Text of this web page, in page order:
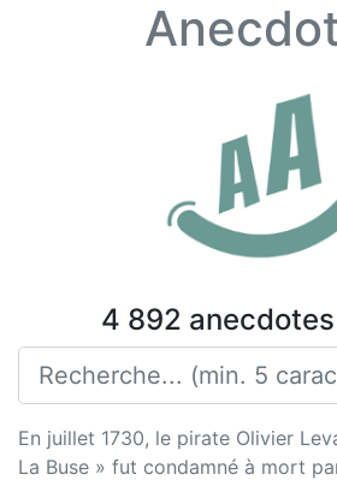
4 892
En juillet 1730, le pirate Olivier
La Buse » fut condamné à mort